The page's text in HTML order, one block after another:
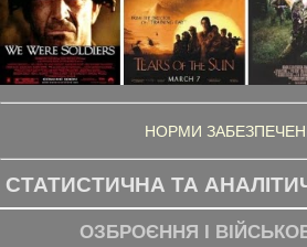
НОРМИ
СТАТИСТИЧНА ТА
ОЗБРОЄННЯ І